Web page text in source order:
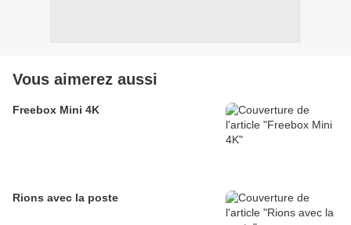
Vous aimerez aussi
Freebox Mini 4K
Rions avec la poste